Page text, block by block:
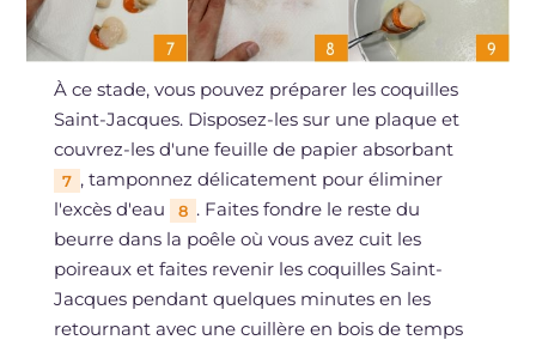
À ce stade, vous pouvez préparer les coquilles
Saint-Jacques. Disposez-les sur une plaque et
couvrez-les d'une feuille de papier absorbant
7 , tamponnez délicatement pour éliminer
l'excès d'eau
8 . Faites fondre le reste du
beurre dans la poêle où vous avez cuit les
poireaux et faites revenir les coquilles Saint-
Jacques pendant quelques minutes en les
retournant avec une cuillère en bois de temps